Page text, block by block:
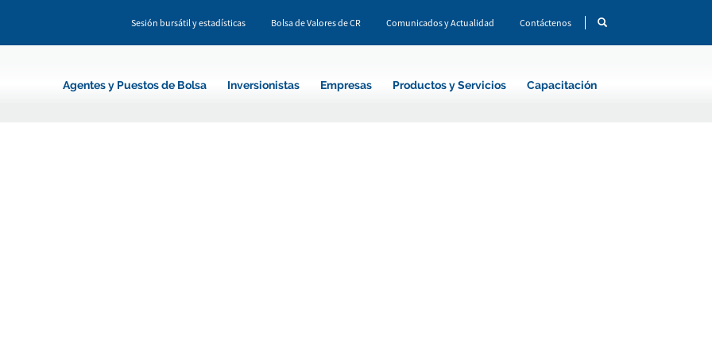
Sesión bursátil y estadísticas Bolsa de Valores de CR Comunicados y Actualidad Contáctenos
Agentes y Puestos de Bolsa Inversionistas Empresas Productos y Servicios Capacitación